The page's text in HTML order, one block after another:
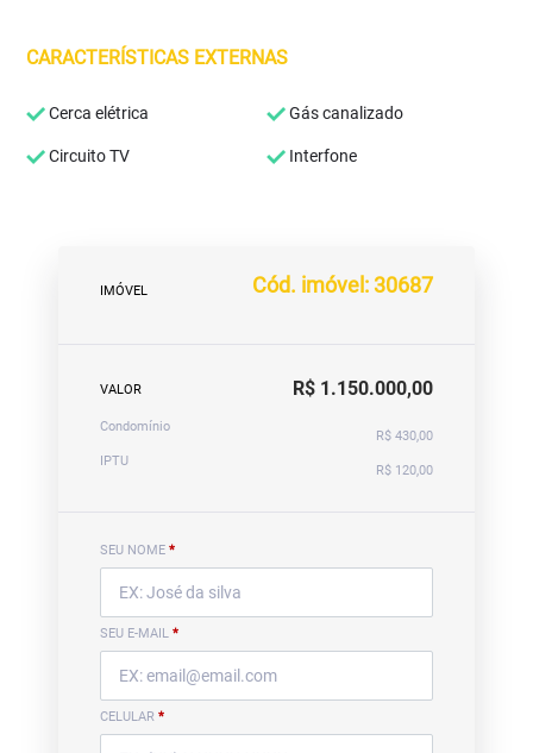
CARACTERÍSTICAS EXTERNAS
Cerca elétrica Gás canalizado
Circuito TV Interfone
IMÓVEL Cód. imóvel: 30687
VALOR R$ 1.150.000,00
Condomínio
R$ 430,00
IPTU
R$ 120,00
SEU NOME *
SEU E-MAIL *
CELULAR *